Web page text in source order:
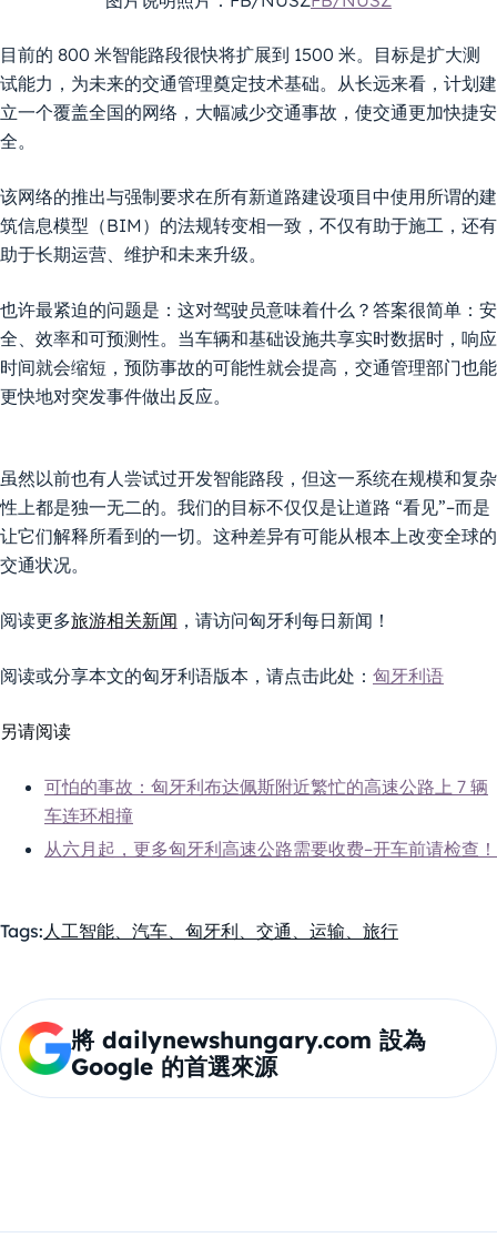
目前的 800 米智能路段很快将扩展到 1500 米。目标是扩大测
试能力，为未来的交通管理奠定技术基础。从长远来看，计划建
立一个覆盖全国的网络，大幅减少交通事故，使交通更加快捷安
全。
该网络的推出与强制要求在所有新道路建设项目中使用所谓的建
筑信息模型（BIM）的法规转变相一致，不仅有助于施工，还有
助于长期运营、维护和未来升级。
也许最紧迫的问题是：这对驾驶员意味着什么？答案很简单：安
全、效率和可预测性。当车辆和基础设施共享实时数据时，响应
时间就会缩短，预防事故的可能性就会提高，交通管理部门也能
更快地对突发事件做出反应。
虽然以前也有人尝试过开发智能路段，但这一系统在规模和复杂
性上都是独一无二的。我们的目标不仅仅是让道路 “看见”–而是
让它们解释所看到的一切。这种差异有可能从根本上改变全球的
交通状况。
阅读更多旅游相关新闻 ，请访问匈牙利每日新闻！
阅读或分享本文的匈牙利语版本，请点击此处： 匈牙利语
另请阅读
可怕的事故：匈牙利布达佩斯附近繁忙的高速公路上 7 辆
车连环相撞
从六月起，更多匈牙利高速公路需要收费–开车前请检查！
Tags:人工智能、汽车、匈牙利、交通、运输、旅行
將 dailynewshungary.com 設為
Google 的首選來源